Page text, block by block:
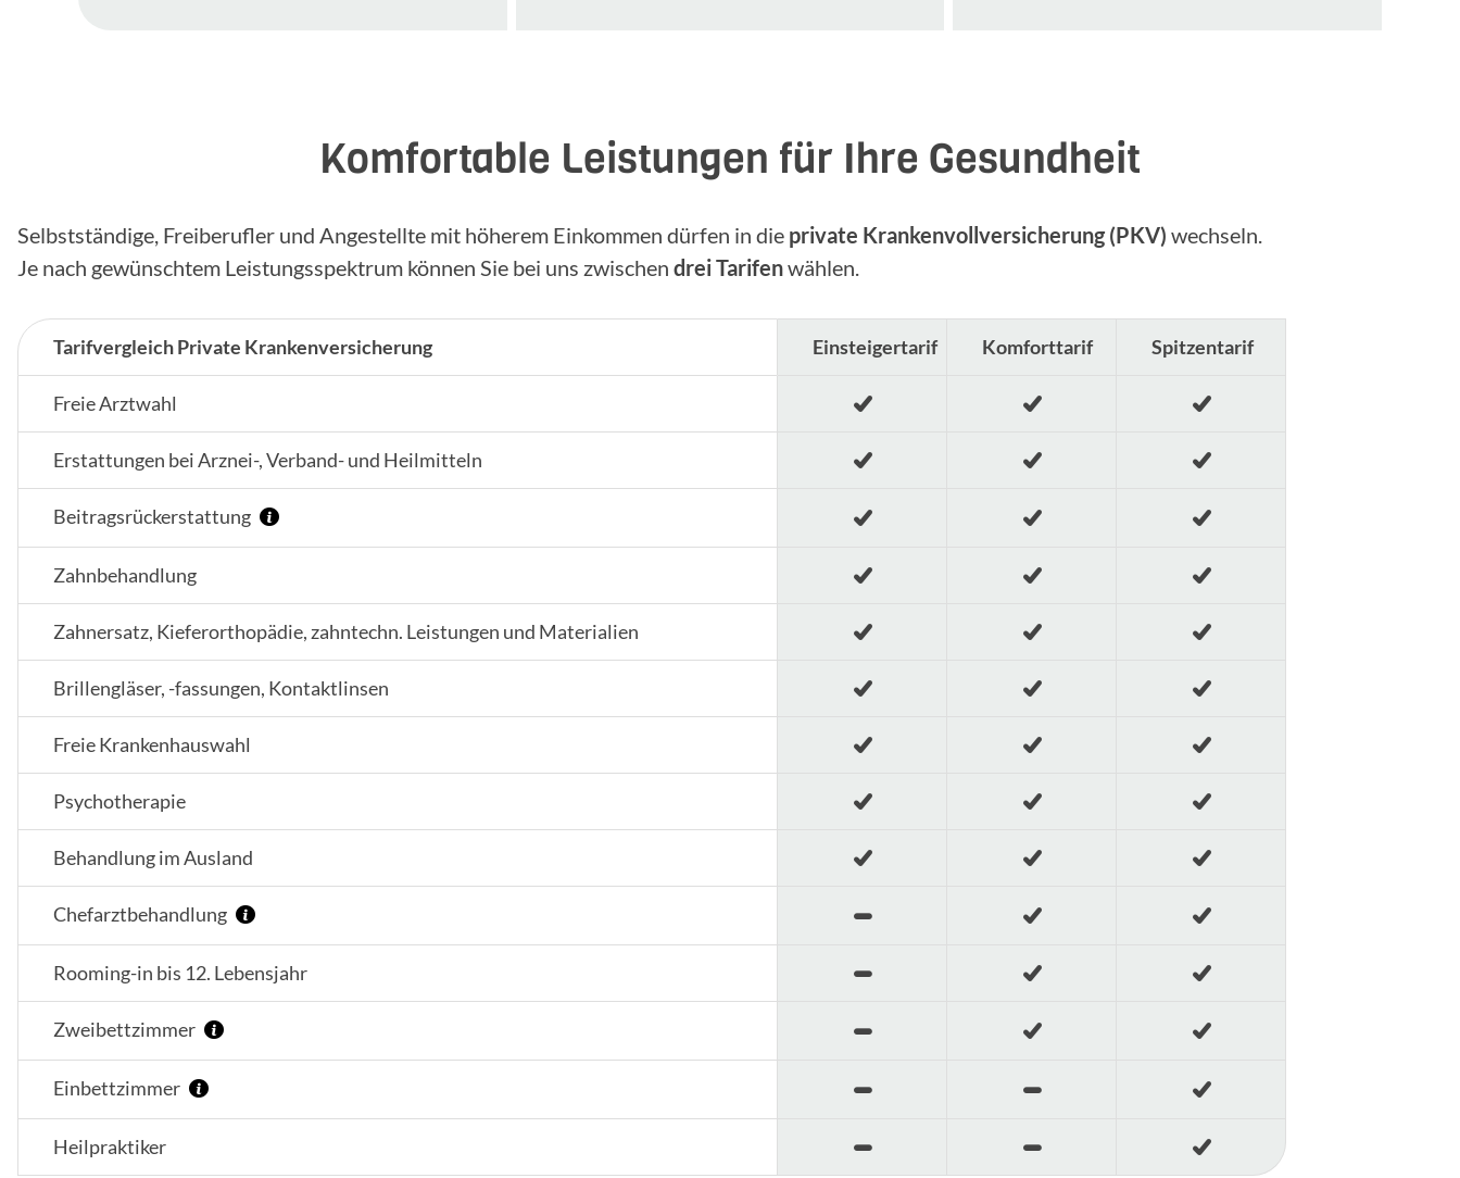
Komfortable Leistungen für Ihre Gesundheit
Selbstständige, Freiberufler und Angestellte mit höherem Einkommen dürfen in die private Krankenvollversicherung (PKV) wechseln.
Je nach gewünschtem Leistungsspektrum können Sie bei uns zwischen drei Tarifenwählen.
Tarifvergleich Private Krankenversicherung Einsteigertarif Komforttarif Spitzentarif
Freie Arztwahl
Erstattungen bei Arznei-, Verband- und Heilmitteln
Beitragsrückerstattung
Zahnbehandlung
Zahnersatz, Kieferorthopädie, zahntechn. Leistungen und Materialien
Brillengläser, -fassungen, Kontaktlinsen
Freie Krankenhauswahl
Psychotherapie
Behandlung im Ausland
Chefarztbehandlung
Rooming-in bis 12. Lebensjahr
Zweibettzimmer
Einbettzimmer
Heilpraktiker